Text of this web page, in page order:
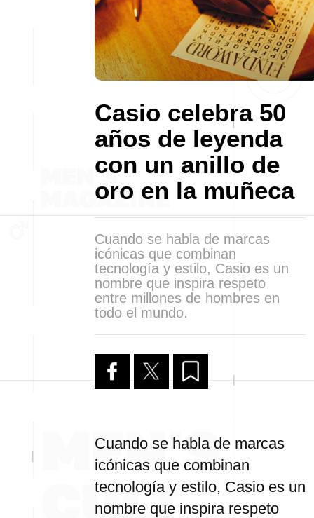
Casio celebra 50
años de leyenda
con un anillo de
oro en la muñeca
Cuando se habla de marcas
icónicas que combinan
tecnología y estilo, Casio es un
nombre que inspira respeto
entre millones de hombres en
todo el mundo.
Cuando se habla de marcas
icónicas que combinan
tecnología y estilo, Casio es un
nombre que inspira respeto